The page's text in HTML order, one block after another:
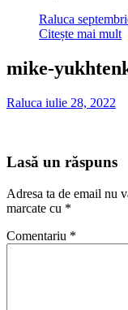
Raluca
Citește mai mult
mike-
Raluca iulie 28, 2022
Lasă un răspuns
Adresa ta de email nu
marcate cu *
Comentariu *